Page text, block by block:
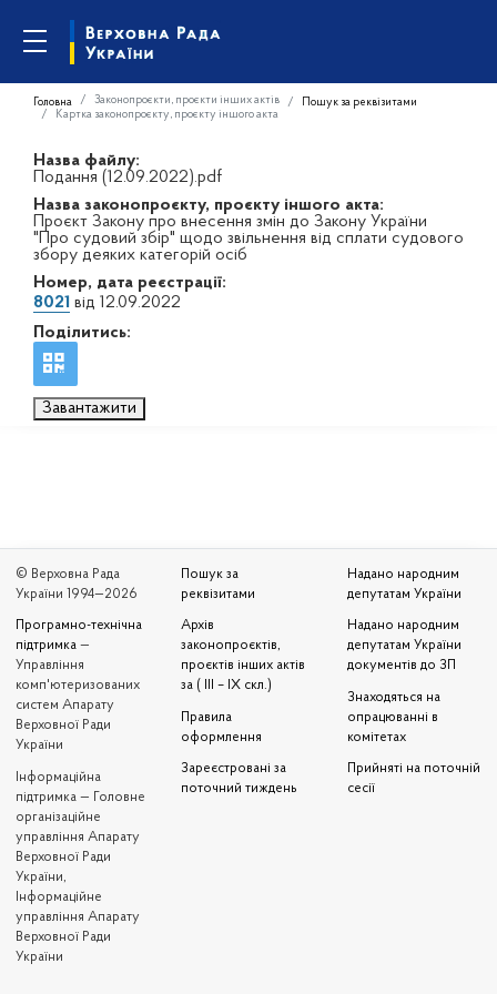
Головна Законопроєкти, проєкти інших актів
Пошук за реквізитами
Картка законопроєкту, проєкту іншого акта
Назва файлу:
Подання (12.09.2022).pdf
Назва законопроєкту, проєкту іншого акта:
Проєкт Закону про внесення змін до Закону України
"Про судовий збір" щодо звільнення від сплати судового
збору деяких категорій осіб
Номер, дата реєстрації:
8021 від 12.09.2022
Поділитись:
Завантажити
© Верховна Рада
України 1994—2026
Програмно-технічна
підтримка —
Управління
комп'ютеризованих
систем Апарату
Верховної Ради
України
Iнформаційна
підтримка — Головне
організаційне
управління Апарату
Верховної Ради
України,
Інформаційне
управління Апарату
Верховної Ради
України
Пошук за
реквізитами
Архів
законопроєктів,
проєктів інших актів
за ( III – IX скл.)
Правила
оформлення
Зареєстровані за
поточний тиждень
Надано народним
депутатам України
Надано народним
депутатам України
документів до ЗП
Знаходяться на
опрацюванні в
комітетах
Прийняті на поточній
сесії